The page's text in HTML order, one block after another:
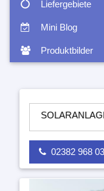
Liefergebiete
Mini Blog
Produktbilder
-
02382 968